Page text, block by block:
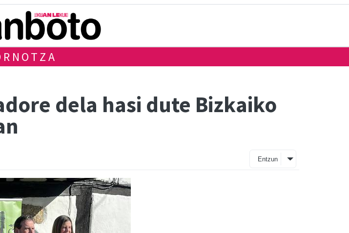
dela hasi dute Bizkaiko
Entzun